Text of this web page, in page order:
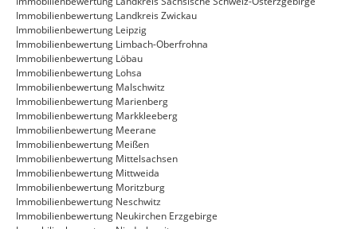
Immobilienbewertung Landkreis Zwickau
Immobilienbewertung Leipzig
Immobilienbewertung Limbach-Oberfrohna
Immobilienbewertung Löbau
Immobilienbewertung Lohsa
Immobilienbewertung Malschwitz
Immobilienbewertung Marienberg
Immobilienbewertung Markkleeberg
Immobilienbewertung Meerane
Immobilienbewertung Meißen
Immobilienbewertung Mittelsachsen
Immobilienbewertung Mittweida
Immobilienbewertung Moritzburg
Immobilienbewertung Neschwitz
Immobilienbewertung Neukirchen Erzgebirge